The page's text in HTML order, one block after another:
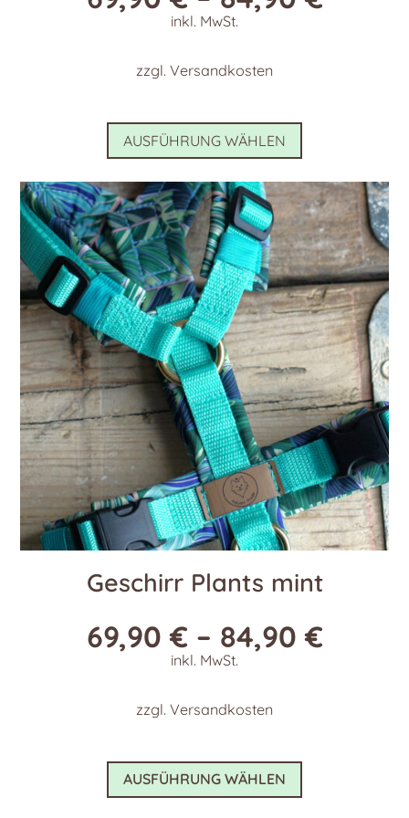
inkl. MwSt.
zzgl. Versandkosten
AUSFÜHRUNG WÄHLEN
Dieses
weist
mehrere
Varianten
auf.
Die
Optionen
können
auf
der
Produktseite
gewählt
werden
Geschirr Plants mint
69,90€ – 84,90€
inkl. MwSt.
zzgl. Versandkosten
AUSFÜHRUNG WÄHLEN
Dieses
weist